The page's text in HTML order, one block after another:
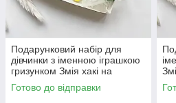
Подарунковий набір для
дівчинки з іменною іграшкою
гризунком Змія хакі на
виписку, хрестини, півроку
Готово до відправки